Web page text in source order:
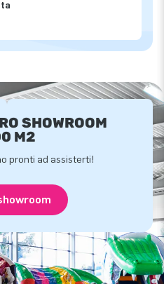
SHOWROOM
M2
pronti ad assisterti!